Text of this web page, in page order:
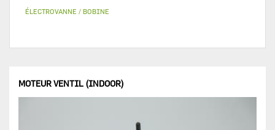
ÉLECTROVANNE / BOBINE
MOTEUR VENTIL (INDOOR)